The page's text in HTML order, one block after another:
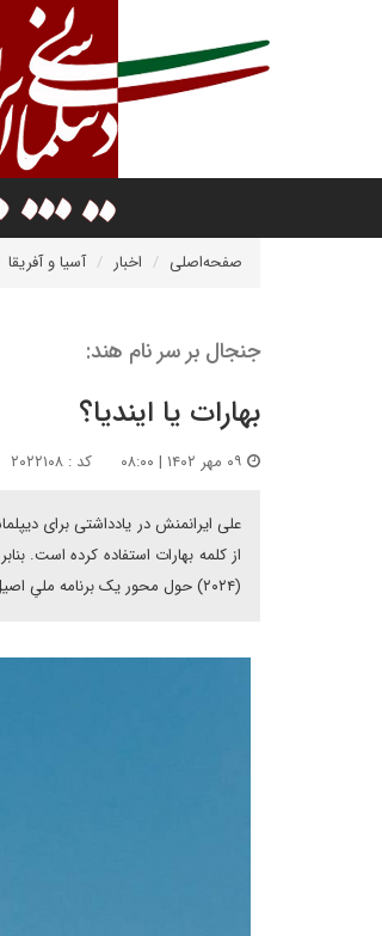
صفحه‌اصلی اخبار آسیا و آفریقا
جنجال بر سر نام هند:
بهارات یا ایندیا؟
کد : ۲۰۲۲۱۰۸
از کلمه بهارات استفاده کرده است.
(۲۰۲۴) حول محور یک برنامه ملیِ اصیل هندو جمع و مخالفان را که اسم «ایندیا» بر خود نهاده اند شکست دهد.